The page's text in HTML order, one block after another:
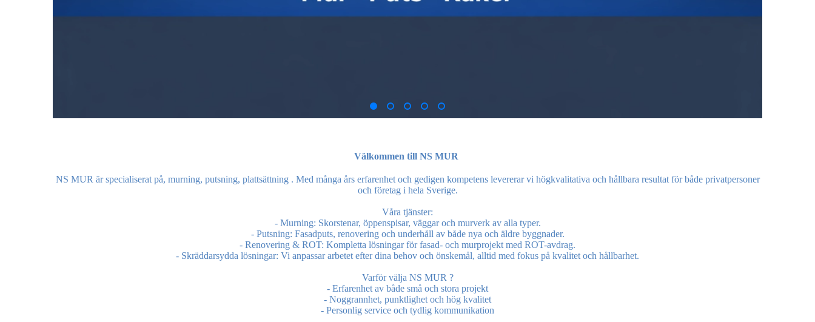
Välkommen till NS MUR
NS MUR är specialiserat på, murning, putsning, plattsättning . Med många års erfarenhet och gedigen kompetens levererar vi högkvalitativa och hållbara resultat för både privatpersoner
och företag i hela Sverige.
Våra tjänster:
- Murning: Skorstenar, öppenspisar, väggar och murverk av alla typer.
- Putsning: Fasadputs, renovering och underhåll av både nya och äldre byggnader.
- Renovering & ROT: Kompletta lösningar för fasad- och murprojekt med ROT-avdrag.
- Skräddarsydda lösningar: Vi anpassar arbetet efter dina behov och önskemål, alltid med fokus på kvalitet och hållbarhet.
Varför välja NS MUR ?
- Erfarenhet av både små och stora projekt
- Noggrannhet, punktlighet och hög kvalitet
- Personlig service och tydlig kommunikation